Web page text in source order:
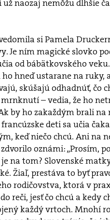
už naozaj nemôžu dlhšie
si Pamela
Je ním magické slovko
od bábätkovského
ho hneď ustarane na
skúšajú odhadnúť, čo
– vedia, že ho
by ho zakaždým brali
francúzske deti sa učia
keď niečo chcú. Ani na
oznámi: „Prosím,
je na tom? Slovenské
Žiaľ, prestáva to byť
rodičovstva, ktorá v
reči, jesť čo chcú a kedy
každý vrtoch. Mnohí